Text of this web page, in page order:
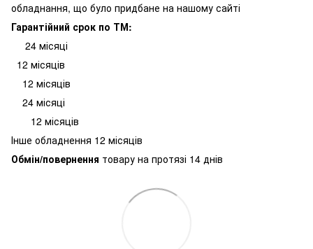
обладнання, що було придбане на нашому сайті
Гарантійний срок по ТМ:
24 місяці
12 місяців
12 місяців
24 місяці
12 місяців
Інше обладнення 12 місяців
Обмін/повернення товару на протязі 14 днів